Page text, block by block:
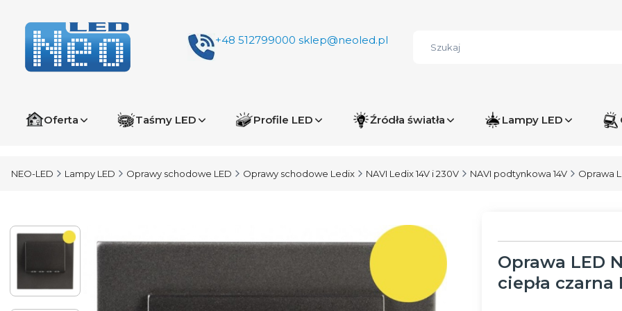
+48 512799000 sklep@neoled.pl
Oferta Taśmy LED Profile LED Źródła światła Lampy LED
NEO-LED Lampy LED Oprawy schodowe LED Oprawy schodowe Ledix NAVI Ledix 14V i 230V NAVI podtynkowa 14V Oprawa
Oprawa LED
ciepła czarna